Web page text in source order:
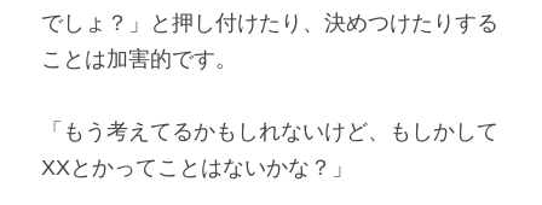
でしょ？」と押し付けたり、決めつけたりする
ことは加害的です。
「もう考えてるかもしれないけど、もしかして
XXとかってことはないかな？」